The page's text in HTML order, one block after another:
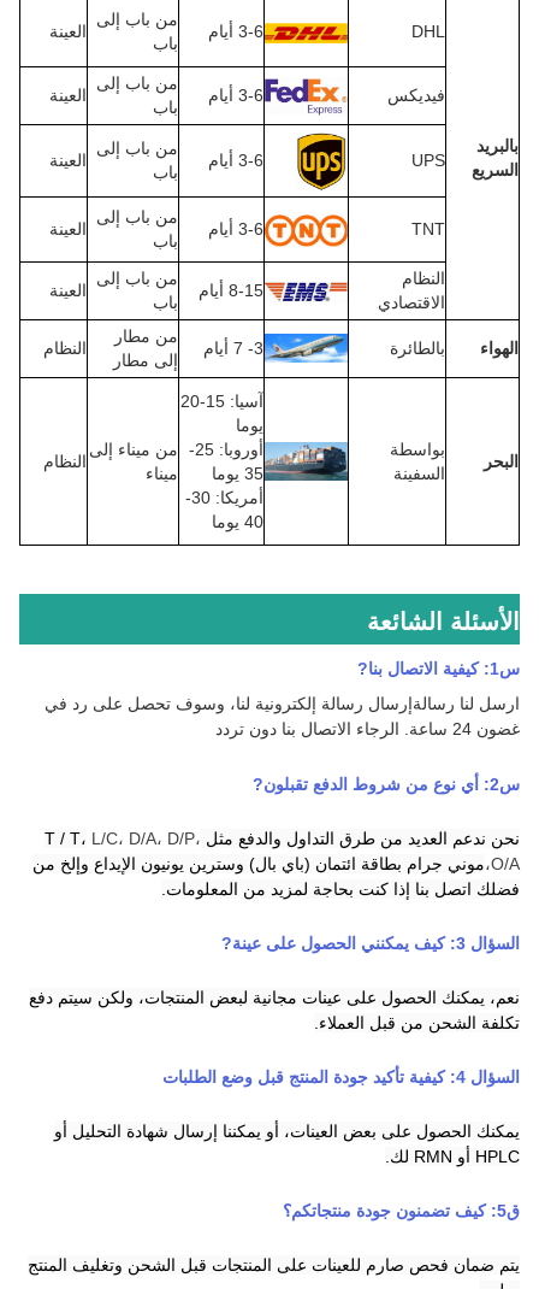
بالبريد
السريع
DHL 3-6 أيام
من باب إلى
باب
العينة
فيديكس 3-6 أيام
من باب إلى
باب
العينة
UPS 3-6 أيام
من باب إلى
باب
العينة
TNT 3-6 أيام
من باب إلى
باب
العينة
النظام
الاقتصادي
8-15 أيام
من باب إلى
باب
العينة
الهواء بالطائرة 3- 7 أيام
من مطار
إلى مطار
النظام
البحر
بواسطة
السفينة
آسيا: 15-20
يوما
أوروبا: 25-
35 يوما
أمريكا: 30-
40 يوما
من ميناء إلى
ميناء
النظام
الأسئلة الشائعة
س1: كيفية الاتصال بنا
?
ارسل لنا رسالةإرسال رسالة إلكترونية لنا، وسوف تحصل على رد في
غضون 24 ساعة.
الرجاء الاتصال بنا دون تردد
س2: أي نوع من شروط الدفع تقبلون?
نحن ندعم العديد من طرق التداول والدفع مثل T / T، L/C، D/A، D/P،
O/A، موني جرام بطاقة ائتمان (باي بال) وسترين يونيون الإيداع و إلخ من
فضلك اتصل بنا إذا كنت بحاجة لمزيد من المعلومات.
السؤال 3: كيف يمكنني الحصول على عينة?
نعم، يمكنك الحصول على عينات مجانية لبعض المنتجات، ولكن سيتم دفع
تكلفة الشحن من قبل العملاء.
السؤال 4: كيفية تأكيد جودة المنتج قبل وضع الطلبات
يمكنك الحصول على بعض العينات، أو يمكننا إرسال شهادة التحليل أو
HPLC أو RMN لك.
ق5
: كيف تضمنون جودة منتجاتكم؟
يتم ضمان فحص صارم للعينات على المنتجات قبل الشحن وتغليف المنتج